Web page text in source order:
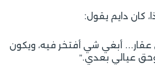
كان دايم يقول:
عقار… أبغي شي أفتخر فيه، ويكون
عيالي بعدي.”